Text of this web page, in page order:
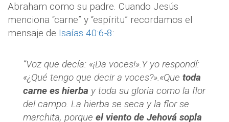
Abraham como su padre. Cuando Jesús
menciona “carne” y “espíritu” recordamos el
mensaje de Isaías 40:6-8:
“Voz que decía: «¡Da voces!».Y yo respondí:
«¿Qué tengo que decir a voces?».«Que toda
carne es hierba y toda su gloria como la flor
del campo. La hierba se seca y la flor se
marchita, porque el viento de Jehová sopla